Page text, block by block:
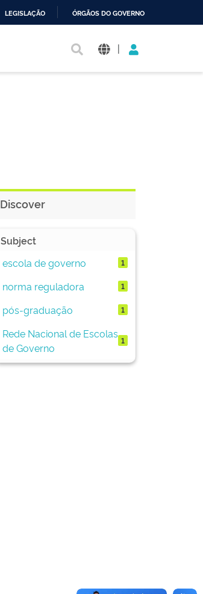
LEGISLAÇÃO ÓRGÃOS DO GOVERNO
|
Discover
Subject
escola de governo
1
norma reguladora 1
pós-graduação 1
Rede Nacional de Escolas
de Governo
1